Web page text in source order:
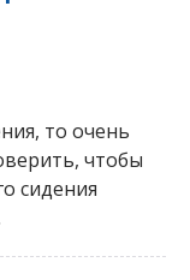
то очень
чтобы
сидения